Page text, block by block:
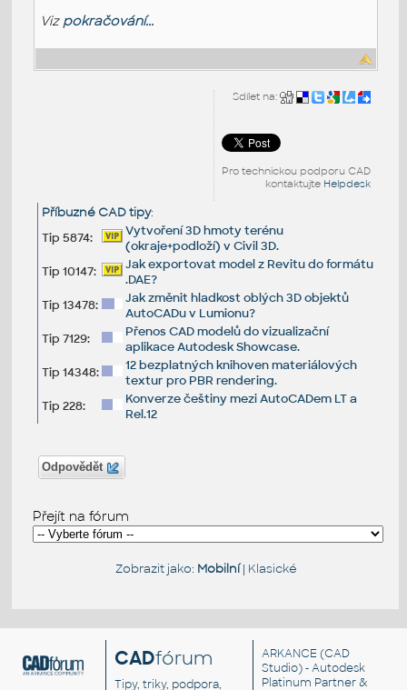
Viz pokračování...
Sdílet na:
Pro technickou podporu CAD
kontaktujte Helpdesk
Příbuzné CAD tipy:
Tip 5874:
Vytvoření 3D hmoty terénu
(okraje+podloží) v Civil 3D.
Tip 10147:
Jak exportovat model z Revitu do formátu
.DAE?
Tip 13478:
Jak změnit hladkost oblých 3D objektů
AutoCADu v Lumionu?
Tip 7129:
Přenos CAD modelů do vizualizační
aplikace Autodesk Showcase.
Tip 14348:
12 bezplatných knihoven materiálových
textur pro PBR rendering.
Tip 228:
Konverze češtiny mezi AutoCADem LT a
Rel.12
Odpovědět
Přejít na fórum
Zobrazit jako: Mobilní| Klasické
CADfórum
Tipy, triky, podpora,
ARKANCE (CAD
Studio) - Autodesk
Platinum Partner &